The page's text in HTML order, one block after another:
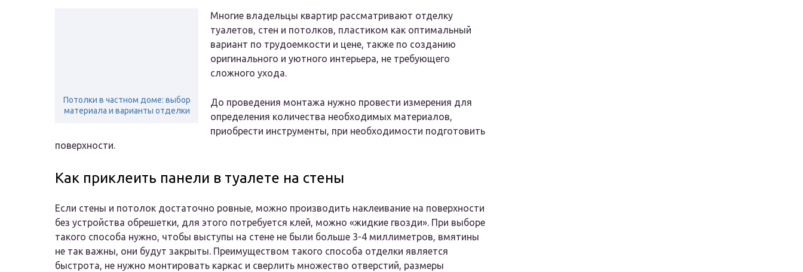
Потолки в частном доме: выбор
материала и варианты отделки
Многие владельцы квартир рассматривают отделку
туалетов, стен и потолков, пластиком как оптимальный
вариант по трудоемкости и цене, также по созданию
оригинального и уютного интерьера, не требующего
сложного ухода.
До проведения монтажа нужно провести измерения для
определения количества необходимых материалов,
приобрести инструменты, при необходимости подготовить
поверхности.
Как приклеить панели в туалете на стены
Если стены и потолок достаточно ровные, можно производить наклеивание на поверхности
без устройства обрешетки, для этого потребуется клей, можно «жидкие гвозди». При выборе
такого способа нужно, чтобы выступы на стене не были больше 3-4 миллиметров, вмятины
не так важны, они будут закрыты. Преимуществом такого способа отделки является
быстрота, не нужно монтировать каркас и сверлить множество отверстий, размеры